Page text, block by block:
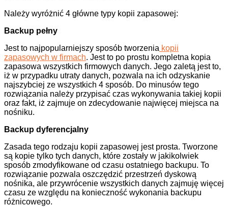
Należy wyróżnić 4 główne typy kopii zapasowej:
Backup pełny
Jest to najpopularniejszy sposób tworzenia kopii
zapasowych w firmach. Jest to po prostu kompletna kopia
zapasowa wszystkich firmowych danych. Jego zaletą jest to,
iż w przypadku utraty danych, pozwala na ich odzyskanie
najszybciej ze wszystkich 4 sposób. Do minusów tego
rozwiązania należy przypisać czas wykonywania takiej kopii
oraz fakt, iż zajmuje on zdecydowanie najwięcej miejsca na
nośniku.
Backup dyferencjalny
Zasada tego rodzaju kopii zapasowej jest prosta. Tworzone
są kopie tylko tych danych, które zostały w jakikolwiek
sposób zmodyfikowane od czasu ostatniego backupu. To
rozwiązanie pozwala oszczędzić przestrzeń dyskową
nośnika, ale przywrócenie wszystkich danych zajmuję więcej
czasu ze względu na konieczność wykonania backupu
różnicowego.